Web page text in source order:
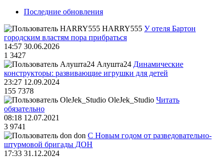
Последние обновления
HARRY555 У отеля Бартон
городским властям пора прибраться
14:57 30.06.2026
1 3427
Алушта24 Динамические
конструкторы: развивающие игрушки для детей
23:27 12.09.2024
155 7378
OleJek_Studio Читать
обязательно
08:18 12.07.2021
3 9741
don С Новым годом от разведовательно-
штурмовой бригады ДОН
17:33 31.12.2024